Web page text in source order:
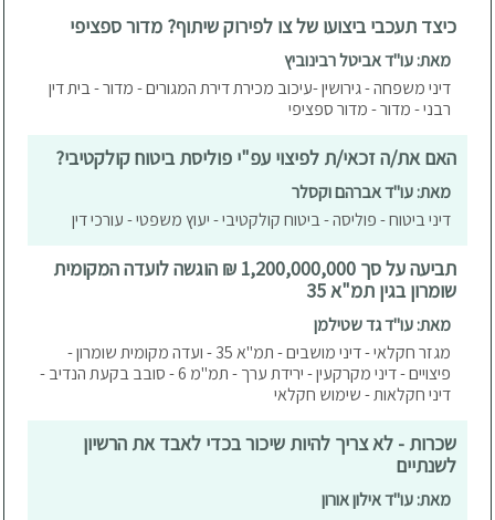
כיצד תעכבי ביצועו של צו לפירוק שיתוף? מדור ספציפי
מאת: עו"ד אביטל רבינוביץ
דיני משפחה - גירושין -עיכוב מכירת דירת המגורים - מדור - בית דין
רבני - מדור - מדור ספציפי
האם את/ה זכאי/ת לפיצוי עפ"י פוליסת ביטוח קולקטיבי?
מאת: עו"ד אברהם וקסלר
דיני ביטוח - פוליסה - ביטוח קולקטיבי - יעוץ משפטי - עורכי דין
תביעה על סך 1,200,000,000 ₪ הוגשה לועדה המקומית
שומרון בגין תמ"א 35
מאת: עו"ד גד שטילמן
מגזר חקלאי - דיני מושבים - תמ"א 35 - ועדה מקומית שומרון -
פיצויים - דיני מקרקעין - ירידת ערך - תמ"מ 6 - סובב בקעת הנדיב -
דיני חקלאות - שימוש חקלאי
שכרות - לא צריך להיות שיכור בכדי לאבד את הרשיון
לשנתיים
מאת: עו"ד אילון אורון